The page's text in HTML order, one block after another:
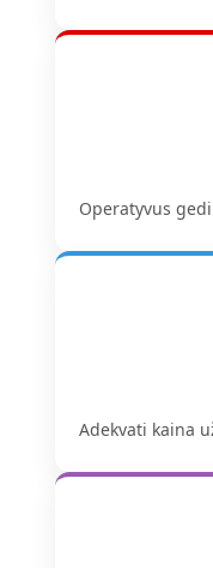
Operatyvus
Adekvati kaina